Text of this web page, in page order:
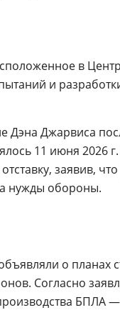
в
и
Дэна Джарвиса
11 июня 2026
заявив, что
нужды обороны.
о планах
Согласно
БПЛА —